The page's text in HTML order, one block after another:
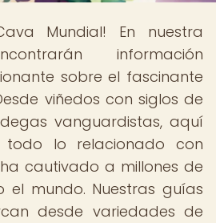
Mundial! En nuestra
información
sobre el fascinante
viñedos con siglos de
vanguardistas, aquí
todo lo relacionado con
cautivado a millones de
el mundo. Nuestras guías
desde variedades de